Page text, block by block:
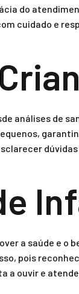
do
cuidado e
análises de
a saúde e o
pois
a ouvir e